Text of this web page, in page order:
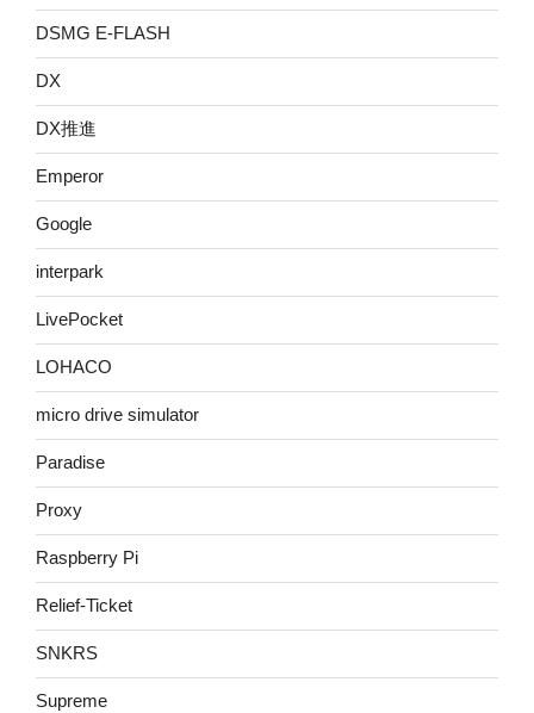
DSMG E-FLASH
DX
DX推進
Emperor
Google
interpark
LivePocket
LOHACO
micro drive simulator
Paradise
Proxy
Raspberry Pi
Relief-Ticket
SNKRS
Supreme